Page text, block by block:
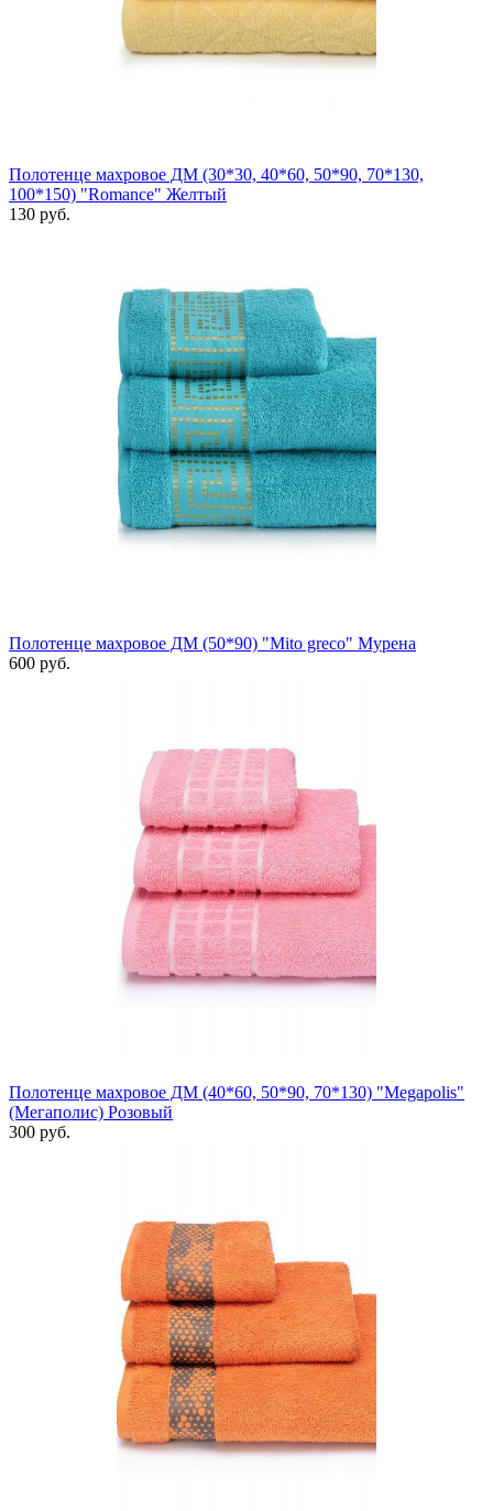
Полотенце махровое ДМ (30*30, 40*60, 50*90, 70*130,
100*150) "Romance" Желтый
130 руб.
Полотенце махровое ДМ (50*90) "Mito greco" Мурена
600 руб.
Полотенце махровое ДМ (40*60, 50*90, 70*130) "Megapolis"
(Мегаполис) Розовый
300 руб.